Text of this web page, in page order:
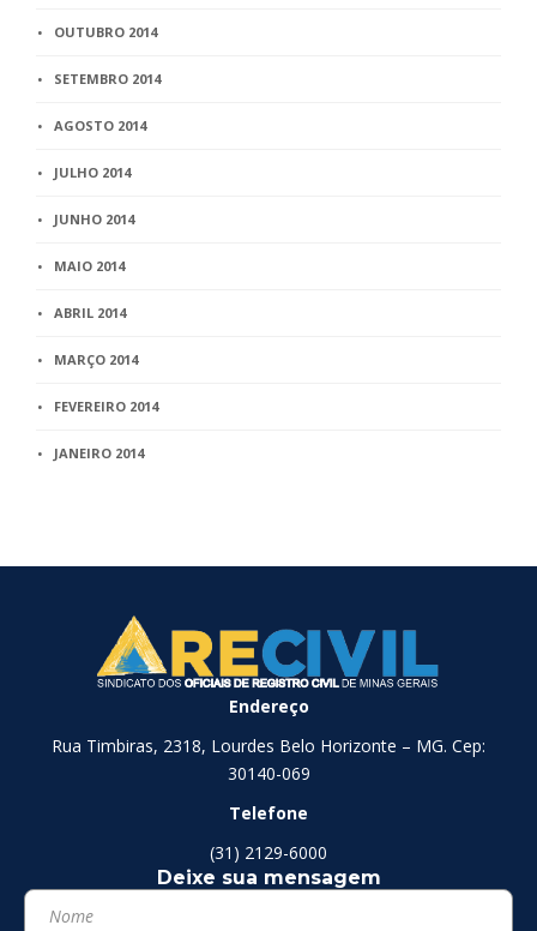
OUTUBRO 2014
SETEMBRO 2014
AGOSTO 2014
JULHO 2014
JUNHO 2014
MAIO 2014
ABRIL 2014
MARÇO 2014
FEVEREIRO 2014
JANEIRO 2014
Endereço
Rua Timbiras, 2318, Lourdes Belo Horizonte – MG. Cep:
30140-069
Telefone
(31) 2129-6000
Deixe sua mensagem